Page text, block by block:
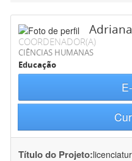
COORDENADOR(A)
CIÊNCIAS HUMANAS
Educação
Título do Projeto: